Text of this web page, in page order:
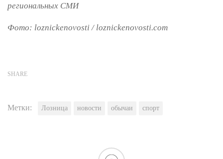
региональных СМИ
Фото: loznickenovosti / loznickenovosti.com
SHARE
Метки: Лозница новости обычаи спорт